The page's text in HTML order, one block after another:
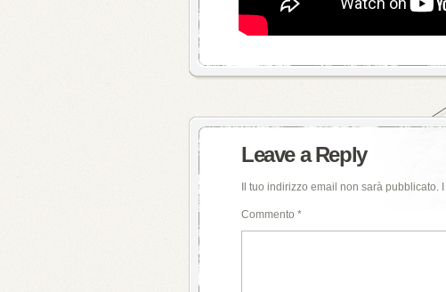
Leave a Reply
Il tuo indirizzo email non sarà pubblicato.
Commento *